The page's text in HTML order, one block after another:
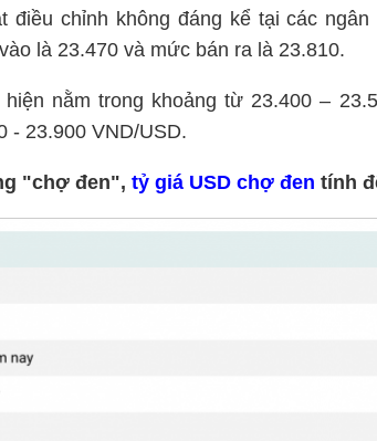
điều chỉnh không đáng kể tại các
là 23.470 và mức bán ra là 23.810.
hiện nằm trong khoảng từ 23.400 –
- 23.900 VND/USD.
"chợ đen", tỷ giá USD chợ đen tính